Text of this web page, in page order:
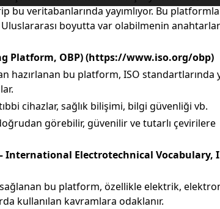
veritabanlarında yayımlıyor. Bu
boyutta var olabilmenin
Platform, OBP) (https://www.iso.org/obp)
hazırlanan bu platform, ISO standartlarında
cihazlar, sağlık bilişimi, bilgi güvenliği vb.
görebilir, güvenilir ve tutarlı çevirilere
International Electrotechnical Vocabulary,
bu platform, özellikle elektrik,
kullanılan kavramlara odaklanır.